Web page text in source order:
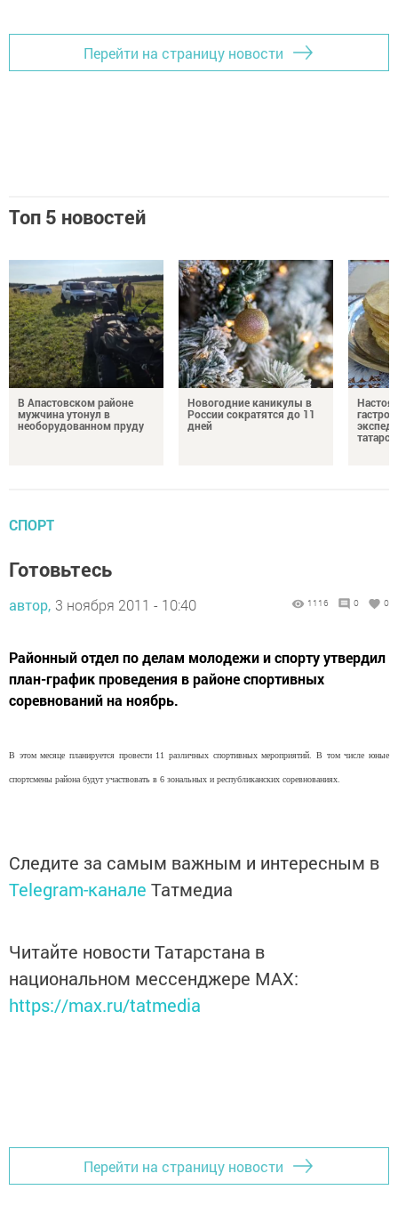
Перейти на страницу новости
Топ 5 новостей
В Апастовском районе
мужчина утонул в
необорудованном пруду
Новогодние каникулы в
России сократятся до 11
дней
СПОРТ
Готовьтесь
автор, 3 ноября 2011 - 10:40 1116 0 0
Районный отдел по делам молодежи и спорту утвердил
план-график проведения в районе спортивных
соревнований на ноябрь.
В этом месяце планируется провести 11 различных спортивных мероприятий. В том числе юные
спортсмены района будут участвовать в 6 зональных и республиканских соревнованиях.
Следите за самым важным и интересным в
Telegram-канале Татмедиа
Читайте новости Татарстана в
национальном мессенджере MАХ:
https://max.ru/tatmedia
Перейти на страницу новости